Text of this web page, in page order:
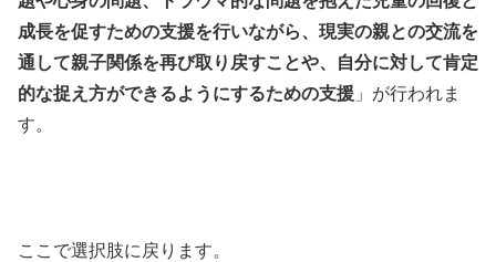
成長を促すための支援を行いながら、現実の親との交流を
通して親子関係を再び取り戻すことや、自分に対して肯定
的な捉え方ができるようにするための支援 」が行われま
す。
ここで選択肢に戻ります。